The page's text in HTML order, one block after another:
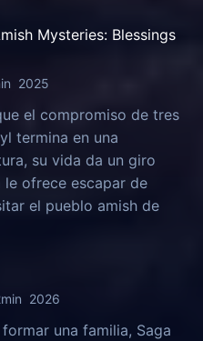
Mysteries: Blessings
2025
el compromiso de tres
termina en una
su vida da un giro
le ofrece escapar de
el pueblo amish de
2026
una familia, Saga